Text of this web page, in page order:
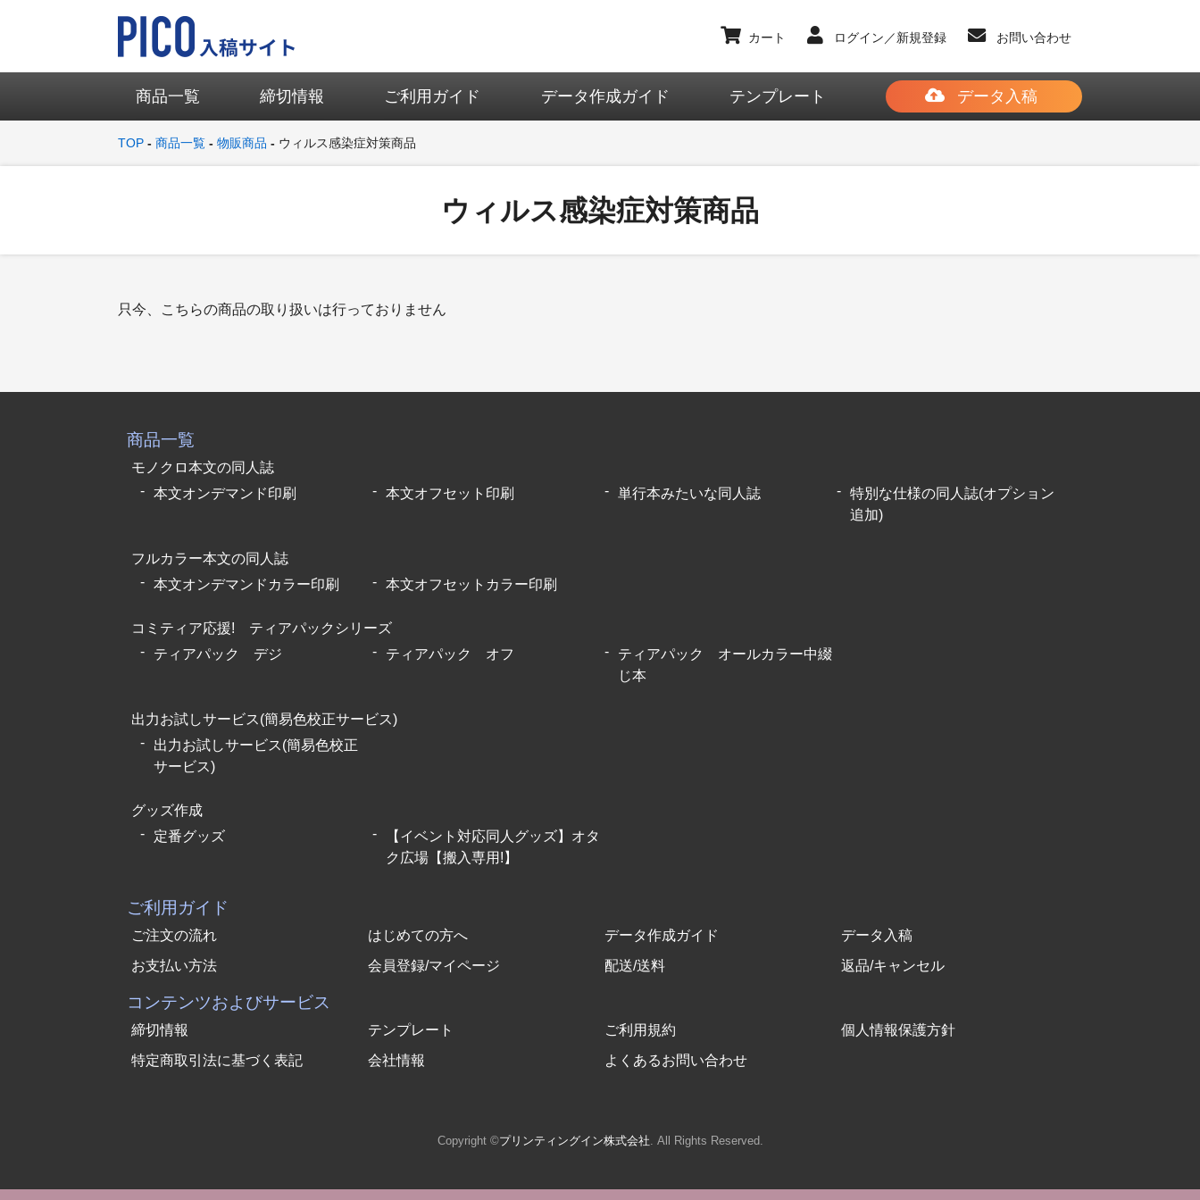
カート ログイン／新規登録 お問い合わせ
商品一覧 締切情報 ご利用ガイド データ作成ガイド テンプレート データ入稿
TOP 商品一覧 物販商品 ウィルス感染症対策商品
ウィルス感染症対策商品
只今、こちらの商品の取り扱いは行っておりません
商品一覧
モノクロ本文の同人誌
本文オンデマンド印刷
本文オフセット印刷 単行本みたいな同人誌
特別な仕様の同人誌(オプション
追加)
フルカラー本文の同人誌
本文オンデマンドカラー印刷
本文オフセットカラー印刷
コミティア応援! ティアパックシリーズ
ティアパック デジ
ティアパック オフ
ティアパック オールカラー中綴
じ本
出力お試しサービス(簡易色校正サービス)
出力お試しサービス(簡易色校正
サービス)
グッズ作成
定番グッズ
【イベント対応同人グッズ】オタ
ク広場【搬入専用!】
ご利用ガイド
ご注文の流れ はじめての方へ データ作成ガイド
データ入稿
お支払い方法
会員登録/マイページ 配送/送料 返品/キャンセル
コンテンツおよびサービス
締切情報 テンプレート ご利用規約
個人情報保護方針
特定商取引法に基づく表記
会社情報 よくあるお問い合わせ
Copyright ©プリンティングイン株式会社 . All Rights Reserved.